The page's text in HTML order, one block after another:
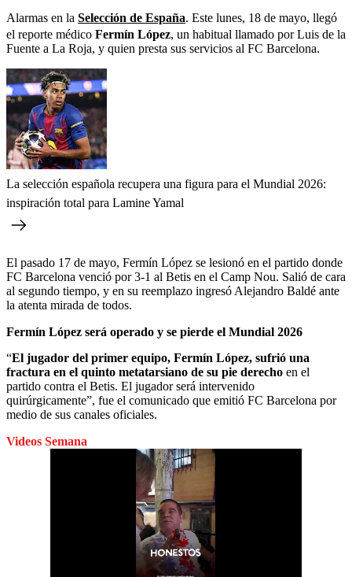
Alarmas en la Selección de España. Este lunes, 18 de mayo, llegó
el reporte médico Fermín López, un habitual llamado por Luis de la
Fuente a La Roja, y quien presta sus servicios al FC Barcelona.
La selección española recupera una figura para el Mundial 2026:
inspiración total para Lamine Yamal
El pasado 17 de mayo, Fermín López se lesionó en el partido donde
FC Barcelona venció por 3-1 al Betis en el Camp Nou. Salió de cara
al segundo tiempo, y en su reemplazo ingresó Alejandro Baldé ante
la atenta mirada de todos.
Fermín López será operado y se pierde el Mundial 2026
“El jugador del primer equipo, Fermín López, sufrió una
fractura en el quinto metatarsiano de su pie derecho en el
partido contra el Betis. El jugador será intervenido
quirúrgicamente”, fue el comunicado que emitió FC Barcelona por
medio de sus canales oficiales.
Videos Semana